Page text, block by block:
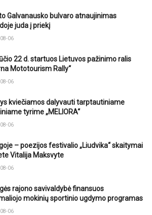
Galvanausko bulvaro atnaujinimas
juda į priekį
06
22 d. startuos Lietuvos pažinimo ralis
Mototourism Rally“
06
kviečiamos dalyvauti tarptautiniame
tyrime „MELIORA“
06
– poezijos festivalio „Liudvika“ skaitymai
Vitalija Maksvyte
06
rajono savivaldybė finansuos
mokinių sportinio ugdymo programas
06